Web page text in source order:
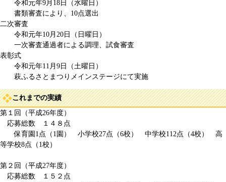
令和元年9月18日（水曜日）
書類審査により、10点選出
二次審査
令和元年10月20日（日曜日）
一次審査通過者による調理、試食審査
表彰式
令和元年11月9日（土曜日）
萩ふるさとまつりメインステージにて実施
これまでの実績
第１回（平成26年度）
応募総数 １４８点
保育園1点（1園） 小学校27点（6校） 中学校112点（4校） 高
等学校8点（1校）
第２回（平成27年度）
応募総数 １５２点